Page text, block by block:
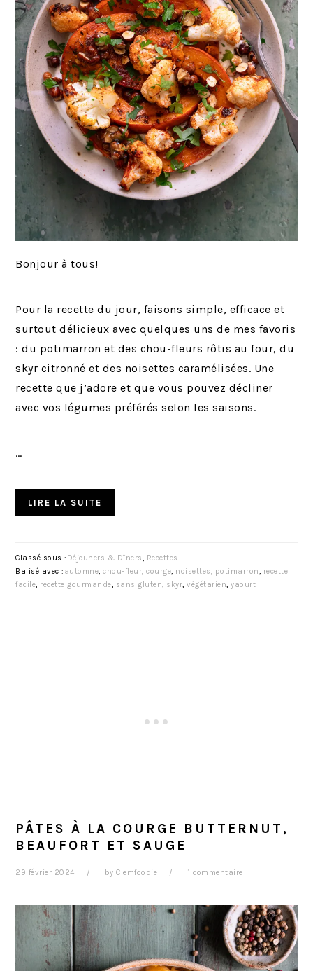
Bonjour à tous!
Pour la recette du jour, faisons simple, efficace et
surtout délicieux avec quelques uns de mes favoris
: du potimarron et des chou-fleurs rôtis au four, du
skyr citronné et des noisettes caramélisées. Une
recette que j’adore et que vous pouvez décliner
avec vos légumes préférés selon les saisons.
…
LIRE LA SUITE
Classé sous : Déjeuners & Dîners, Recettes
Balisé avec : automne,chou-fleur,courge, noisettes, potimarron, recette
facile, recette gourmande, sans gluten, skyr,végétarien,yaourt
PÂTES À LA COURGE BUTTERNUT,
BEAUFORT ET SAUGE
29 février 2024 byClemfoodie 1 commentaire